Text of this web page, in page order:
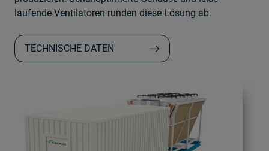
laufende Ventilatoren runden diese Lösung ab.
TECHNISCHE DATEN